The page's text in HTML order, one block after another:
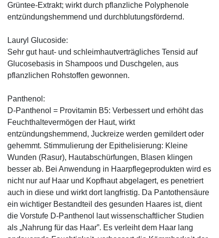
Grüntee-Extrakt; wirkt durch pflanzliche Polyphenole
entzündungshemmend und durchblutungsfördernd.
Lauryl Glucoside:
Sehr gut haut- und schleimhautverträgliches Tensid auf
Glucosebasis in Shampoos und Duschgelen, aus
pflanzlichen Rohstoffen gewonnen.
Panthenol:
D-Panthenol = Provitamin B5: Verbessert und erhöht das
Feuchthaltevermögen der Haut, wirkt
entzündungshemmend, Juckreize werden gemildert oder
gehemmt. Stimmulierung der Epithelisierung: Kleine
Wunden (Rasur), Hautabschürfungen, Blasen klingen
besser ab. Bei Anwendung in Haarpflegeprodukten wird es
nicht nur auf Haar und Kopfhaut abgelagert, es penetriert
auch in diese und wirkt dort langfristig. Da Pantothensäure
ein wichtiger Bestandteil des gesunden Haares ist, dient
die Vorstufe D-Panthenol laut wissenschaftlicher Studien
als „Nahrung für das Haar”. Es verleiht dem Haar lang